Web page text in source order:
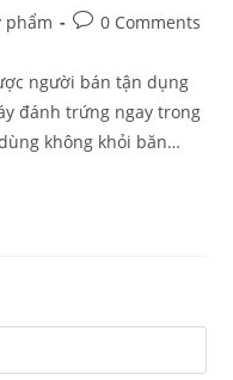
phẩm 0 Comments
người bán tận dụng
đánh trứng ngay trong
không khỏi băn…